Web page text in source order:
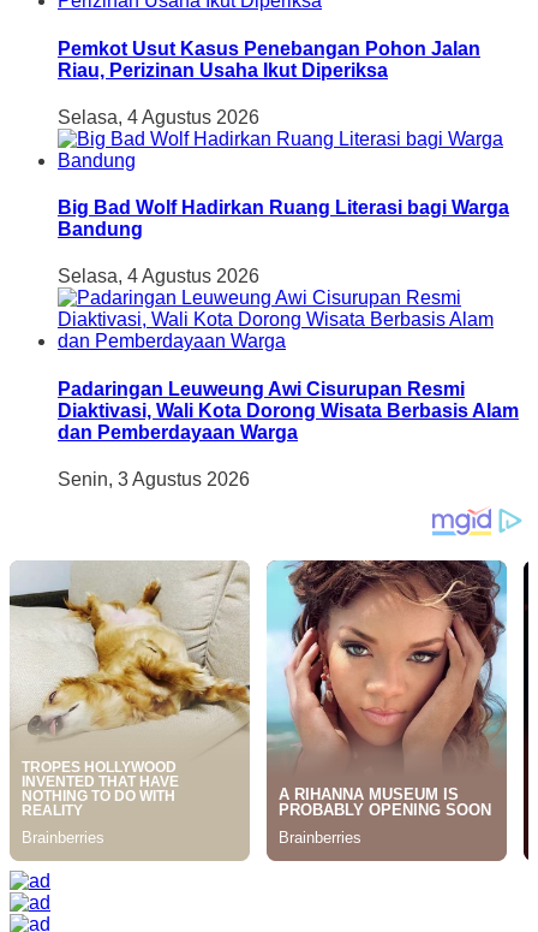
Pemkot Usut Kasus Penebangan Pohon Jalan
Riau, Perizinan Usaha Ikut Diperiksa
Selasa, 4 Agustus 2026
Big Bad Wolf Hadirkan Ruang Literasi bagi Warga
Bandung
Selasa, 4 Agustus 2026
Padaringan Leuweung Awi Cisurupan Resmi
Diaktivasi, Wali Kota Dorong Wisata Berbasis Alam
dan Pemberdayaan Warga
Senin, 3 Agustus 2026